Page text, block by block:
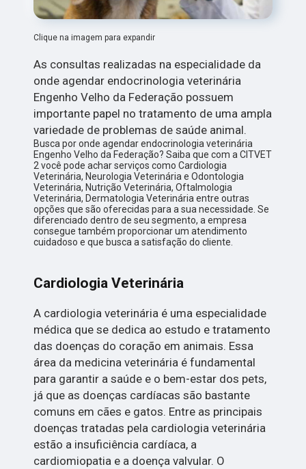
Clique na imagem para expandir
As consultas realizadas na especialidade da
onde agendar endocrinologia veterinária
Engenho Velho da Federação possuem
importante papel no tratamento de uma ampla
variedade de problemas de saúde animal.
Busca por onde agendar endocrinologia veterinária
Engenho Velho da Federação? Saiba que com a CITVET
2 você pode achar serviços como Cardiologia
Veterinária, Neurologia Veterinária e Odontologia
Veterinária, Nutrição Veterinária, Oftalmologia
Veterinária, Dermatologia Veterinária entre outras
opções que são oferecidas para a sua necessidade. Se
diferenciado dentro de seu segmento, a empresa
consegue também proporcionar um atendimento
cuidadoso e que busca a satisfação do cliente.
Cardiologia Veterinária
A cardiologia veterinária é uma especialidade
médica que se dedica ao estudo e tratamento
das doenças do coração em animais. Essa
área da medicina veterinária é fundamental
para garantir a saúde e o bem-estar dos pets,
já que as doenças cardíacas são bastante
comuns em cães e gatos. Entre as principais
doenças tratadas pela cardiologia veterinária
estão a insuficiência cardíaca, a
cardiomiopatia e a doença valvular. O